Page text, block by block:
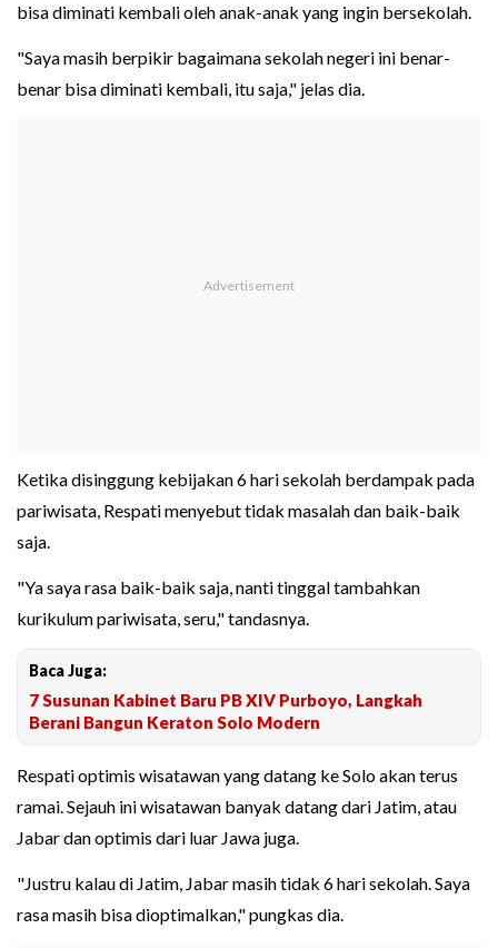
bisa diminati kembali oleh anak-anak yang ingin bersekolah.
"Saya masih berpikir bagaimana sekolah negeri ini benar-
benar bisa diminati kembali, itu saja," jelas dia.
Ketika disinggung kebijakan 6 hari sekolah berdampak pada
pariwisata, Respati menyebut tidak masalah dan baik-baik
saja.
"Ya saya rasa baik-baik saja, nanti tinggal tambahkan
kurikulum pariwisata, seru," tandasnya.
Baca Juga:
7 Susunan Kabinet Baru PB XIV Purboyo, Langkah
Berani Bangun Keraton Solo Modern
Respati optimis wisatawan yang datang ke Solo akan terus
ramai. Sejauh ini wisatawan banyak datang dari Jatim, atau
Jabar dan optimis dari luar Jawa juga.
"Justru kalau di Jatim, Jabar masih tidak 6 hari sekolah. Saya
rasa masih bisa dioptimalkan," pungkas dia.